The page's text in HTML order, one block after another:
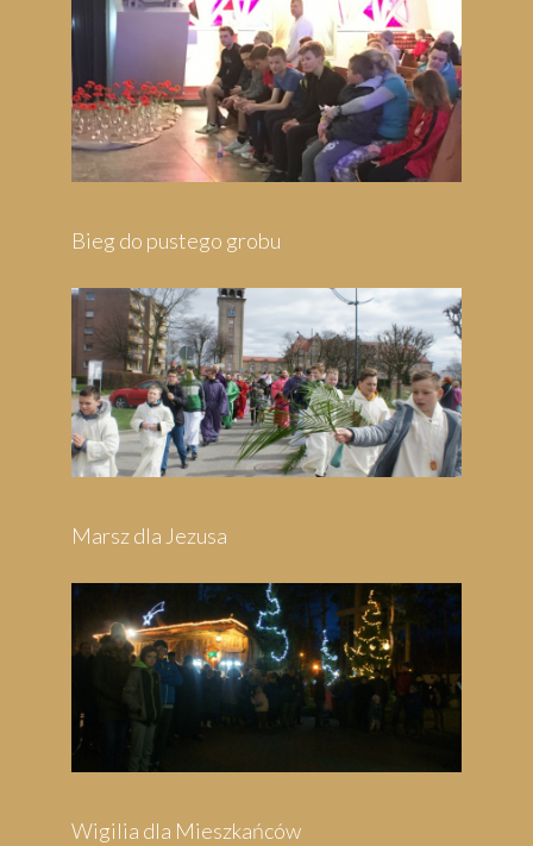
Bieg do pustego grobu
Marsz dla Jezusa
Wigilia dla Mieszkańców